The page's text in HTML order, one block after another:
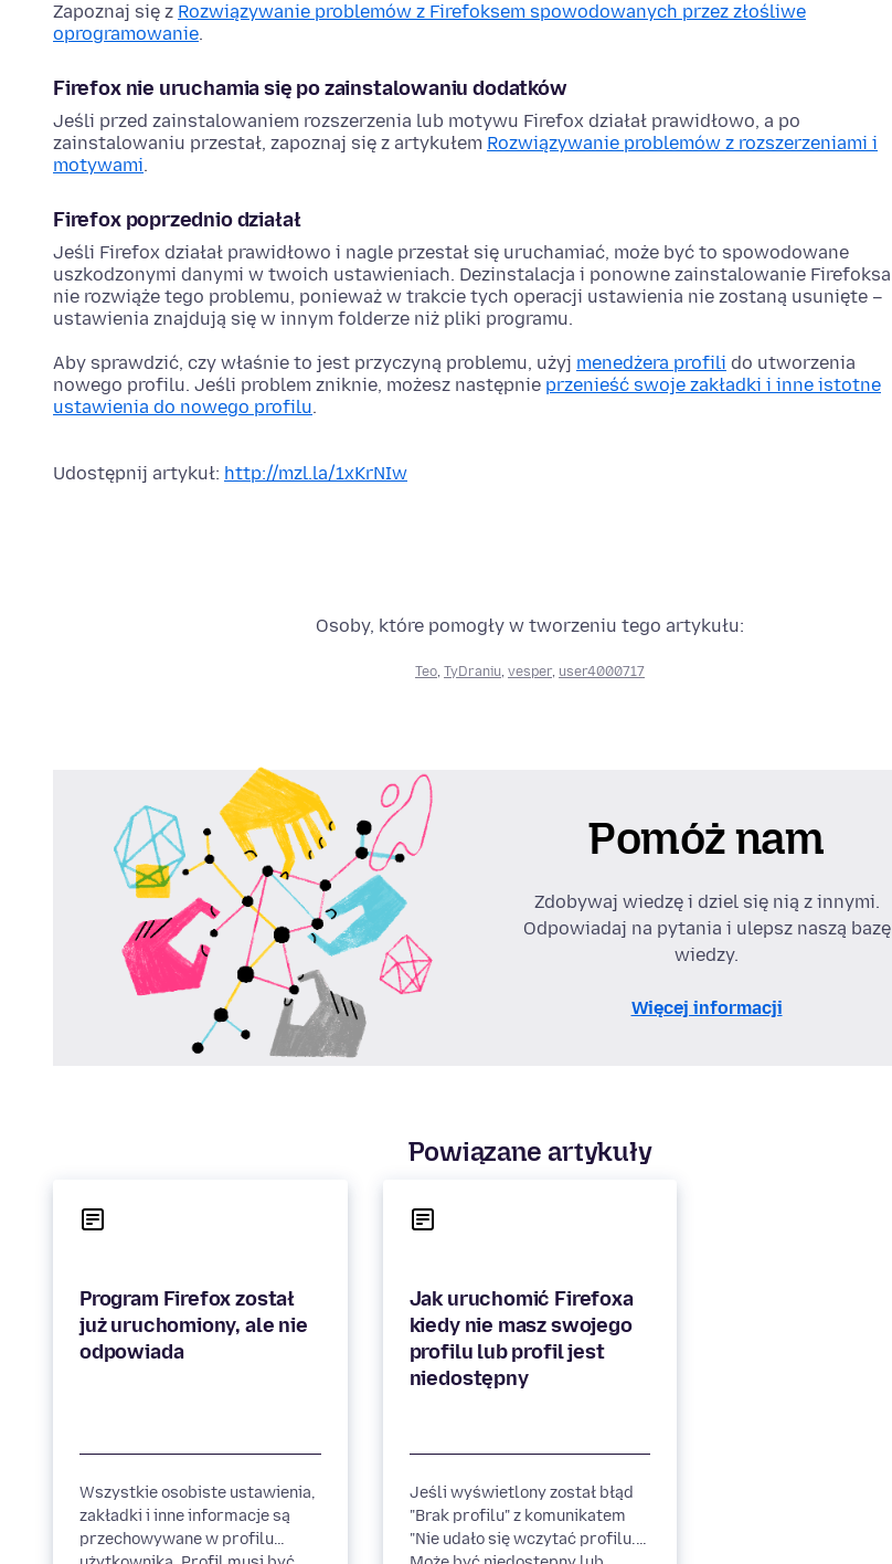
Zapoznaj się z Rozwiązywanie problemów z Firefoksem spowodowanych przez złośliwe
oprogramowanie.
Firefox nie uruchamia się po zainstalowaniu dodatków
Jeśli przed zainstalowaniem rozszerzenia lub motywu Firefox działał prawidłowo, a po
zainstalowaniu przestał, zapoznaj się z artykułem Rozwiązywanie problemów z rozszerzeniami i
motywami.
Firefox poprzednio działał
Jeśli Firefox działał prawidłowo i nagle przestał się uruchamiać, może być to spowodowane
uszkodzonymi danymi w twoich ustawieniach. Dezinstalacja i ponowne zainstalowanie Firefoksa
nie rozwiąże tego problemu, ponieważ w trakcie tych operacji ustawienia nie zostaną usunięte –
ustawienia znajdują się w innym folderze niż pliki programu.
Aby sprawdzić, czy właśnie to jest przyczyną problemu, użyj menedżera profili do utworzenia
nowego profilu. Jeśli problem zniknie, możesz następnie przenieść swoje zakładki i inne istotne
ustawienia do nowego profilu.
Udostępnij artykuł: http://mzl.la/1xKrNIw
Osoby, które pomogły w tworzeniu tego artykułu:
Teo, TyDraniu, vesper, user4000717
Pomóż nam
Zdobywaj wiedzę i dziel się nią z innymi.
Odpowiadaj na pytania i ulepsz naszą bazę
wiedzy.
Więcej informacji
Powiązane artykuły
Program Firefox został
już uruchomiony, ale nie
odpowiada
Wszystkie osobiste ustawienia,
zakładki i inne informacje są
przechowywane w profilu
Jak uruchomić Firefoxa
kiedy nie masz swojego
profilu lub profil jest
niedostępny
Jeśli wyświetlony został błąd
"Brak profilu" z komunikatem
"Nie udało się wczytać profilu.